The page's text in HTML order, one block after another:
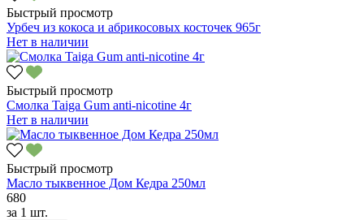
Быстрый просмотр
Урбеч из кокоса и абрикосовых косточек 965г
Нет в наличии
Быстрый просмотр
Смолка Taiga Gum anti-nicotine 4г
Нет в наличии
Быстрый просмотр
Масло тыквенное Дом Кедра 250мл
680
за 1 шт.